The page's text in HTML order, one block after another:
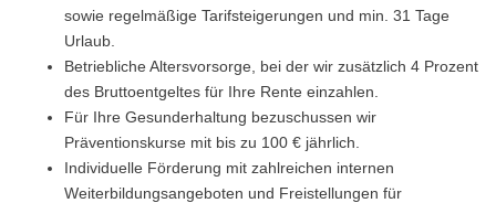
sowie regelmäßige Tarifsteigerungen und min. 31 Tage
Urlaub.
Betriebliche Altersvorsorge, bei der wir zusätzlich 4 Prozent
des Bruttoentgeltes für Ihre Rente einzahlen.
Für Ihre Gesunderhaltung bezuschussen wir
Präventionskurse mit bis zu 100 € jährlich.
Individuelle Förderung mit zahlreichen internen
Weiterbildungsangeboten und Freistellungen für